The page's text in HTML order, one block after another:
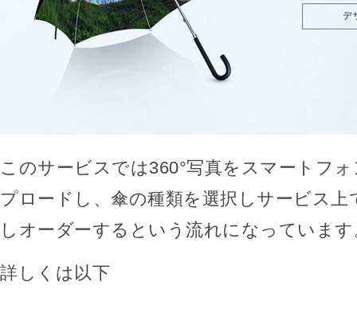
このサービスでは360°写真をスマートフ
プロードし、傘の種類を選択しサービス上
しオーダーするという流れになっています
詳しくは以下